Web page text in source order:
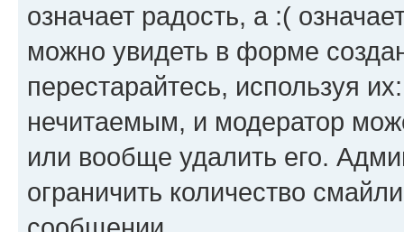
означает радость, а :(
можно увидеть в форме
перестарайтесь, используя
нечитаемым, и модератор
или вообще удалить его.
ограничить количество